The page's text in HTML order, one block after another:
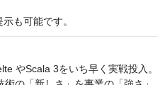
も可能です。